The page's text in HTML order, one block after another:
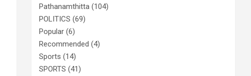
Pathanamthitta (104)
POLITICS (69)
Popular (6)
Recommended (4)
Sports (14)
SPORTS (41)